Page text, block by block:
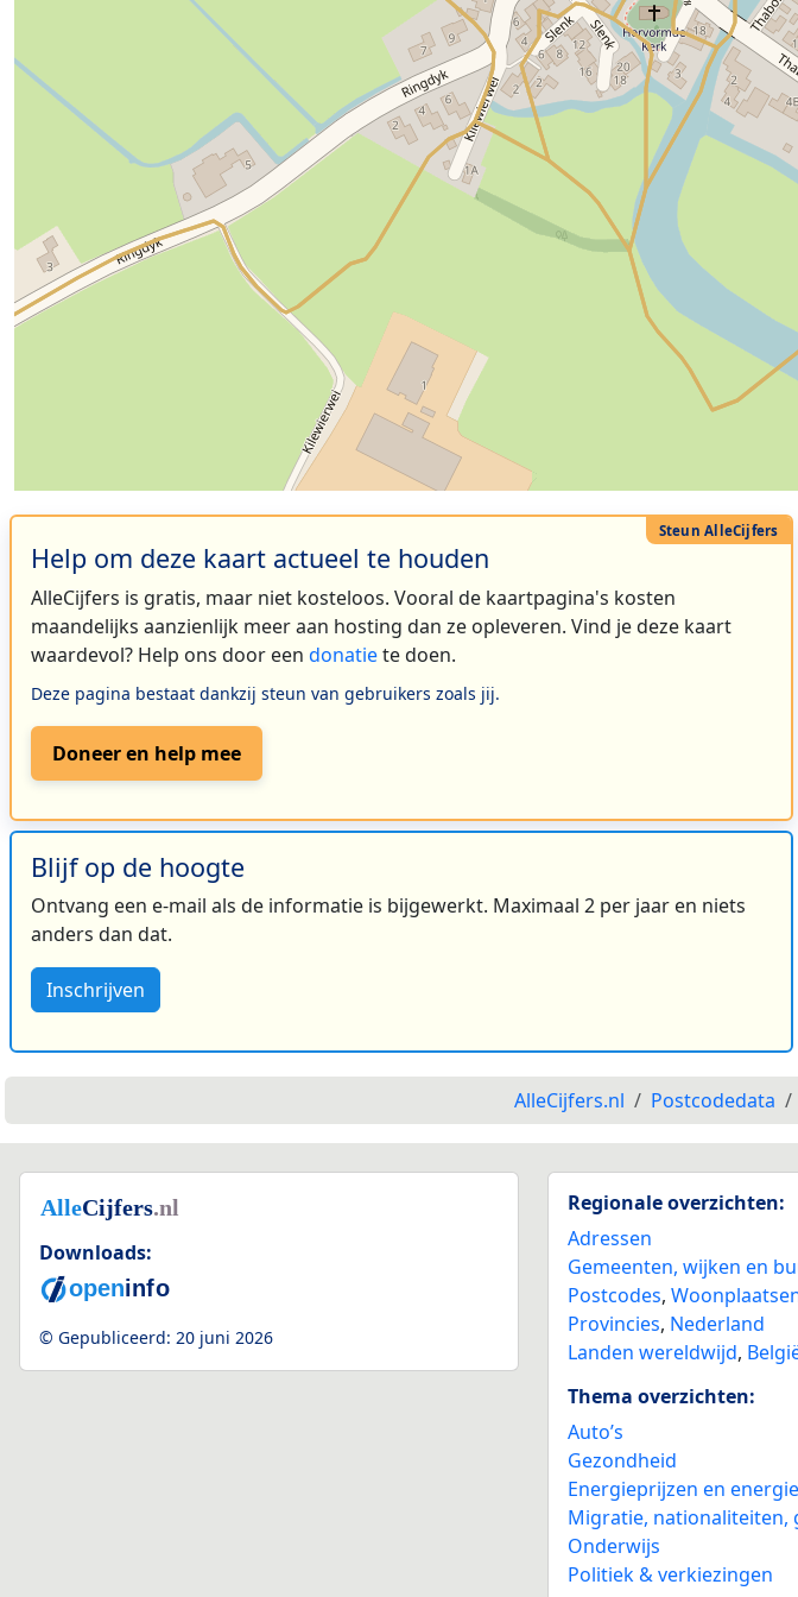
Help om deze kaart actueel te houden
AlleCijfers is gratis, maar niet kosteloos. Vooral de kaartpagina's kosten
maandelijks aanzienlijk meer aan hosting dan ze opleveren. Vind je deze kaart
waardevol? Help ons door een donatiete doen.
Deze pagina bestaat dankzij steun van gebruikers zoals jij.
Doneer en help mee
Blijf op de hoogte
Ontvang een e-mail als de informatie is bijgewerkt. Maximaal 2 per jaar en niets
anders dan dat.
Inschrijven
AlleCijfers.nl Postcodedata
Downloads:
© Gepubliceerd: 20 juni 2026
Regionale overzichten:
Adressen
Gemeenten, wijken en
Postcodes,
Provincies, Nederland
Landen wereldwijd,
Thema overzichten:
Auto’s
Gezondheid
Energieprijzen en
Migratie, nationaliteiten,
Onderwijs
Politiek & verkiezingen